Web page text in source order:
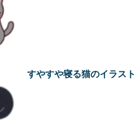
すやすや寝る猫のイラスト